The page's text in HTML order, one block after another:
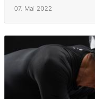
07. Mai 2022